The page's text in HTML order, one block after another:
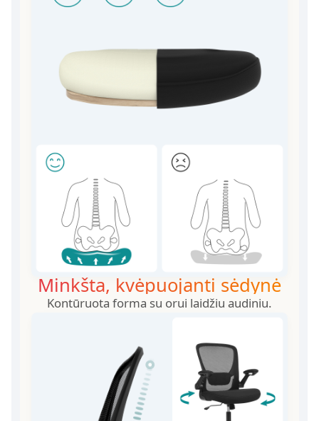
Minkšta, kvėpuojanti sėdynė
Kontūruota forma su orui laidžiu audiniu.